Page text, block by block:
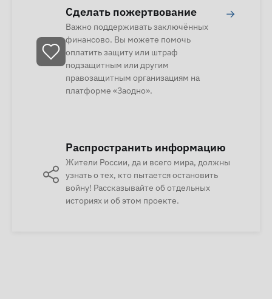
Сделать пожертвование
Важно поддерживать заключённых
финансово. Вы можете помочь
оплатить защиту или штраф
подзащитным или другим
правозащитным организациям на
платформе «Заодно».
→
Распространить информацию
Жители России, да и всего мира, должны
узнать о тех, кто пытается остановить
войну! Рассказывайте об отдельных
историях и об этом проекте.